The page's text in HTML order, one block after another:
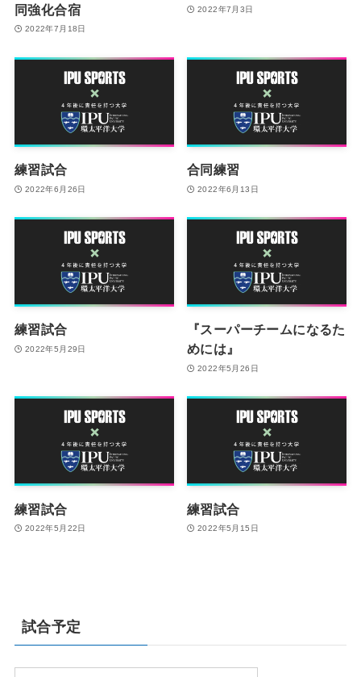
同強化合宿
2022年7月18日
2022年7月3日
練習試合
2022年6月26日
合同練習
2022年6月13日
練習試合
2022年5月29日
『スーパーチームになるた
めには』
2022年5月26日
練習試合
2022年5月22日
練習試合
2022年5月15日
試合予定